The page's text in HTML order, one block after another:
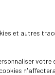
et autres
votre